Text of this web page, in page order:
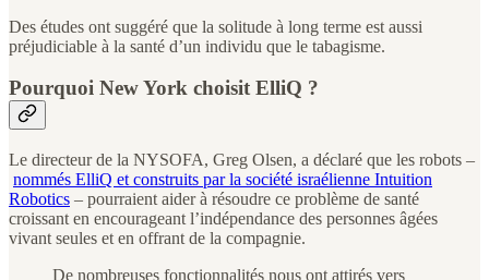
Des études ont suggéré que la solitude à long terme est aussi
préjudiciable à la santé d’un individu que le tabagisme.
Pourquoi New York choisit ElliQ ?
Le directeur de la NYSOFA, Greg Olsen, a déclaré que les robots –
nommés ElliQ et construits par la société israélienne Intuition
Robotics – pourraient aider à résoudre ce problème de santé
croissant en encourageant l’indépendance des personnes âgées
vivant seules et en offrant de la compagnie.
De nombreuses fonctionnalités nous ont attirés vers